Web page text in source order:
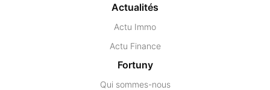
Actualités
Actu Immo
Actu Finance
Fortuny
Qui sommes-nous